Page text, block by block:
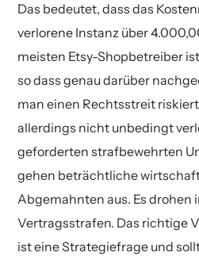
Das bedeutet, dass das
verlorene Instanz über
meisten Etsy-Shopbetreiber ist
so dass genau darüber
man einen Rechtsstreit
allerdings nicht unbedingt
geforderten strafbewehrten
gehen beträchtliche
Abgemahnten aus. Es drohen
Vertragsstrafen. Das richtige
ist eine Strategiefrage und